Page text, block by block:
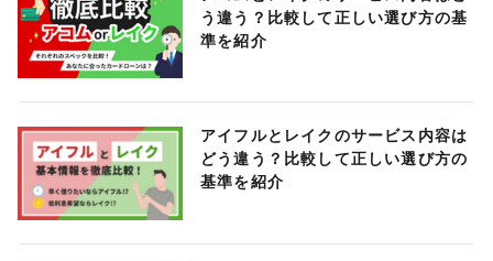
う違う？比較して正しい選び方の基
準を紹介
アイフルとレイクのサービス内容は
どう違う？比較して正しい選び方の
基準を紹介